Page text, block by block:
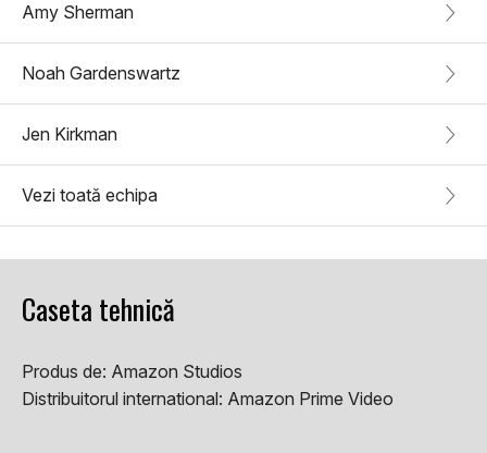
Amy Sherman
Noah Gardenswartz
Jen Kirkman
Vezi toată echipa
Caseta tehnică
Produs de: Amazon Studios
Distribuitorul international: Amazon Prime Video